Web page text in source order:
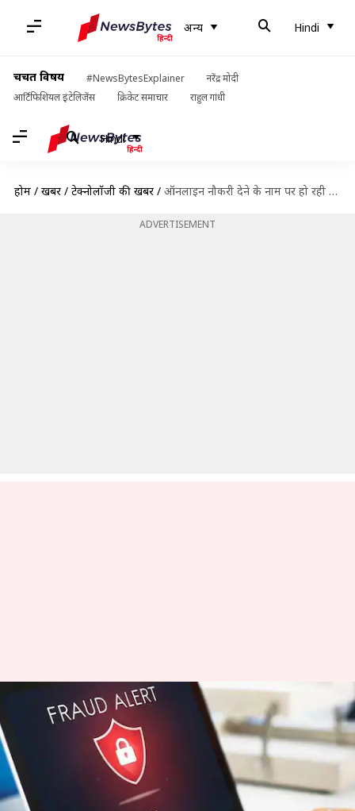
अन्य Hindi
चर्चित विषय #NewsBytesExplainer
नरेंद्र मोदी
आर्टिफिशियल इंटेलिजेंस
क्रिकेट समाचार राहुल गांधी
Hindi
होम / खबरें / टेक्नोलॉजी की खबरें / ऑनलाइन नौकरी देने के नाम पर हो रही धोखाधड़ी, जानिए इससे बचने का तरीका
ADVERTISEMENT
ऑनलाइन नौकरी देने के नाम पर हो
रही धोखाधड़ी, जानिए इससे बचने
का तरीका
लेखन Oct 20, 2024